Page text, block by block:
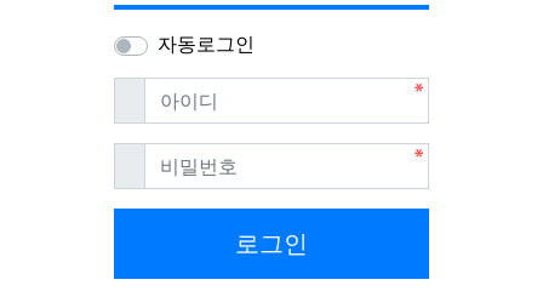
자동로그인
아이디필수
비밀번호필수
로그인